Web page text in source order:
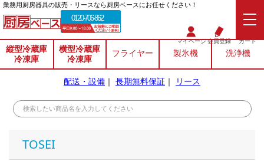
業務⽤厨房器具の販売・リースなら厨房ベースにお任せください！
0120-706-862
マイページ会員登録 カート
縦型冷蔵庫
冷凍庫
横型冷蔵庫
冷凍庫
フライヤー 製氷機 洗浄機
配送・設備 ｜ 長期無料保証 ｜ リース
TOSEI